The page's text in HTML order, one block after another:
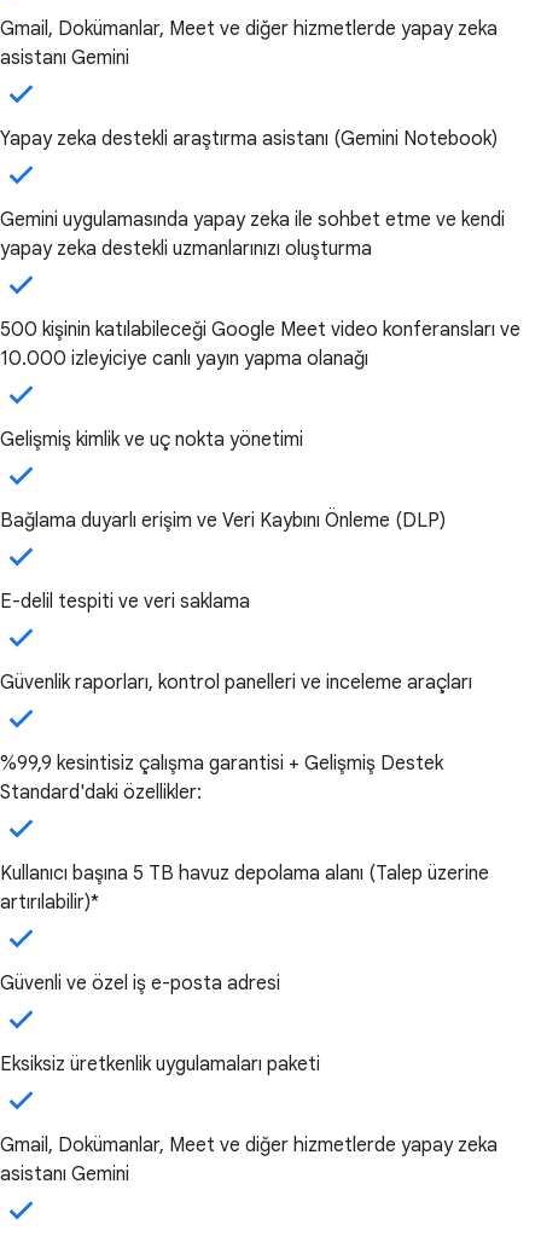
Gmail, Dokümanlar, Meet ve diğer hizmetlerde yapay zeka
asistanı Gemini
Yapay zeka destekli araştırma asistanı (Gemini Notebook)
Gemini uygulamasında yapay zeka ile sohbet etme ve kendi
yapay zeka destekli uzmanlarınızı oluşturma
500 kişinin katılabileceği Google Meet video konferansları ve
10.000 izleyiciye canlı yayın yapma olanağı
Gelişmiş kimlik ve uç nokta yönetimi
Bağlama duyarlı erişim ve Veri Kaybını Önleme (DLP)
E-delil tespiti ve veri saklama
Güvenlik raporları, kontrol panelleri ve inceleme araçları
%99,9 kesintisiz çalışma garantisi + Gelişmiş Destek
Standard'daki özellikler:
Kullanıcı başına 5 TB havuz depolama alanı (Talep üzerine
artırılabilir)*
Güvenli ve özel iş e-posta adresi
Eksiksiz üretkenlik uygulamaları paketi
Gmail, Dokümanlar, Meet ve diğer hizmetlerde yapay zeka
asistanı Gemini